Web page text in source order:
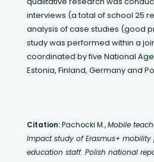
interviews (a total of school 25
analysis of case studies (good
study was performed within a
coordinated by five National
Estonia, Finland, Germany and
Citation:Pachocki M.,Mobile
Impact study of Erasmus+
education staff. Polish national